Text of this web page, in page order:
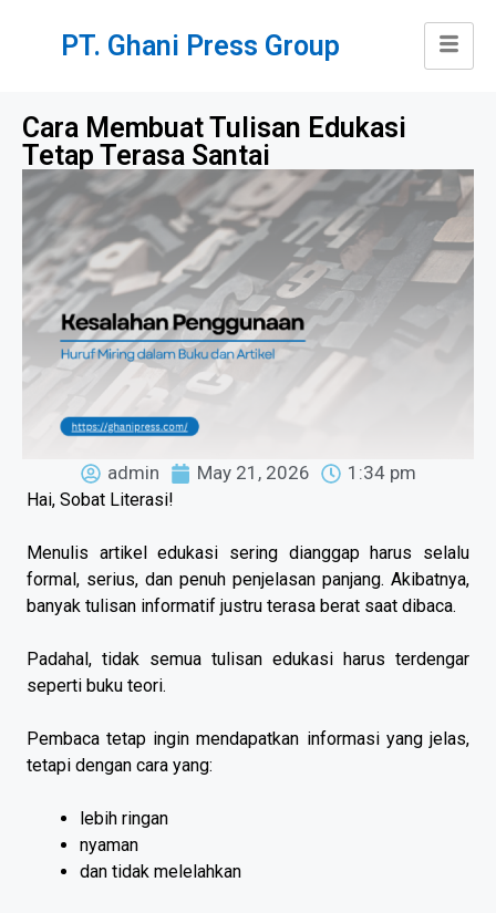
PT. Ghani Press Group
Cara Membuat Tulisan Edukasi
Tetap Terasa Santai
admin May 21, 2026 1:34 pm
Hai, Sobat Literasi!
Menulis artikel edukasi sering dianggap harus selalu
formal, serius, dan penuh penjelasan panjang. Akibatnya,
banyak tulisan informatif justru terasa berat saat dibaca.
Padahal, tidak semua tulisan edukasi harus terdengar
seperti buku teori.
Pembaca tetap ingin mendapatkan informasi yang jelas,
tetapi dengan cara yang:
lebih ringan
nyaman
dan tidak melelahkan